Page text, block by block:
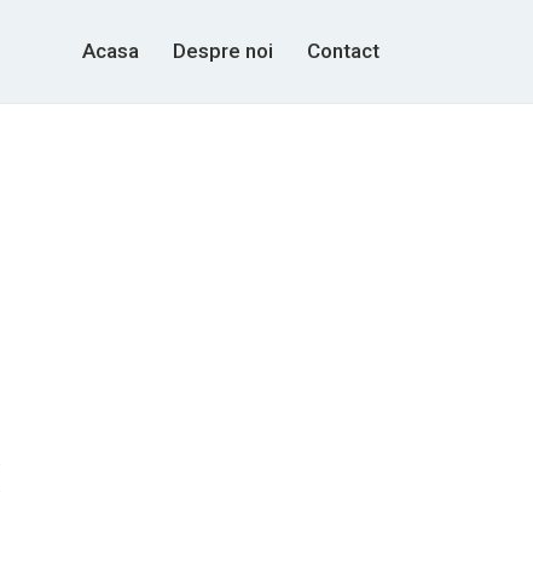
Acasa Despre noi Contact